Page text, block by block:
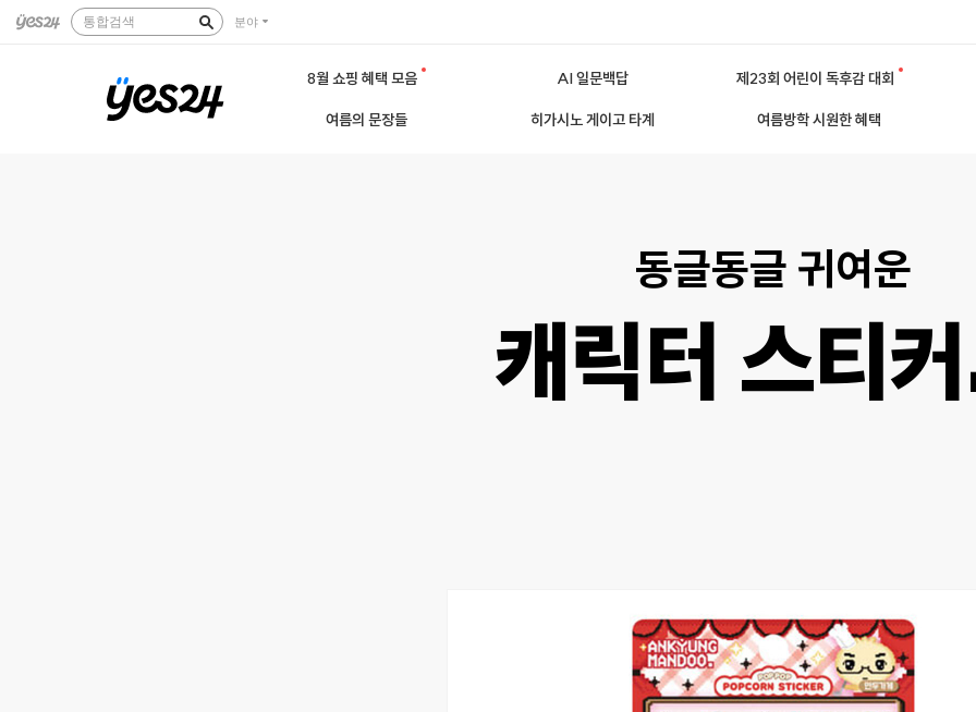
통합검색 분야
8월 쇼핑 혜택 모음 AI 일문백답 제23회 어린이 독후감 대회
여름의 문장들 히가시노 게이고 타계 여름방학 시원한 혜택
동글동글 귀여운
캐릭터 스티